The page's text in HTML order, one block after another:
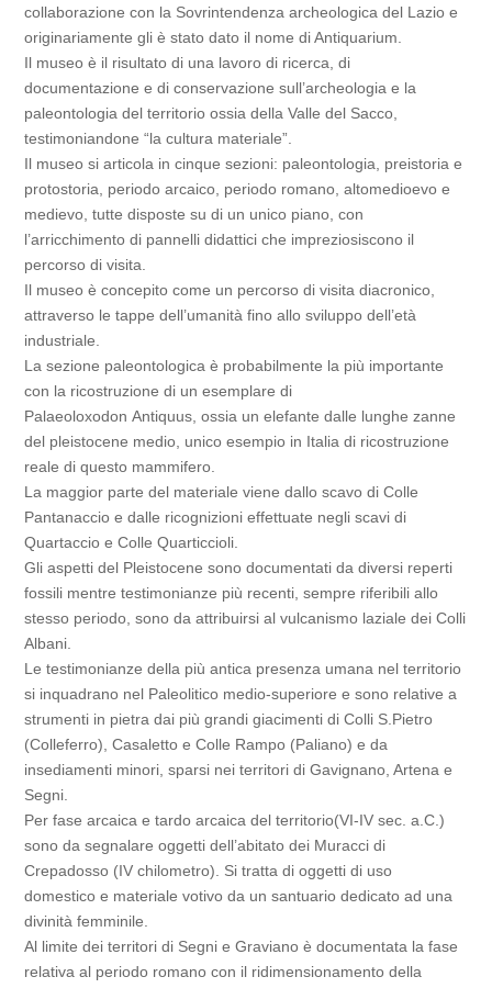
collaborazione con la Sovrintendenza archeologica del Lazio e
originariamente gli è stato dato il nome di Antiquarium.
Il museo è il risultato di una lavoro di ricerca, di
documentazione e di conservazione sull’archeologia e la
paleontologia del territorio ossia della Valle del Sacco,
testimoniandone “la cultura materiale”.
Il museo si articola in cinque sezioni: paleontologia, preistoria e
protostoria, periodo arcaico, periodo romano, altomedioevo e
medievo, tutte disposte su di un unico piano, con
l’arricchimento di pannelli didattici che impreziosiscono il
percorso di visita.
Il museo è concepito come un percorso di visita diacronico,
attraverso le tappe dell’umanità fino allo sviluppo dell’età
industriale.
La sezione paleontologica è probabilmente la più importante
con la ricostruzione di un esemplare di
Palaeoloxodon Antiquus, ossia un elefante dalle lunghe zanne
del pleistocene medio, unico esempio in Italia di ricostruzione
reale di questo mammifero.
La maggior parte del materiale viene dallo scavo di Colle
Pantanaccio e dalle ricognizioni effettuate negli scavi di
Quartaccio e Colle Quarticcioli.
Gli aspetti del Pleistocene sono documentati da diversi reperti
fossili mentre testimonianze più recenti, sempre riferibili allo
stesso periodo, sono da attribuirsi al vulcanismo laziale dei Colli
Albani.
Le testimonianze della più antica presenza umana nel territorio
si inquadrano nel Paleolitico medio-superiore e sono relative a
strumenti in pietra dai più grandi giacimenti di Colli S.Pietro
(Colleferro), Casaletto e Colle Rampo (Paliano) e da
insediamenti minori, sparsi nei territori di Gavignano, Artena e
Segni.
Per fase arcaica e tardo arcaica del territorio(VI-IV sec. a.C.)
sono da segnalare oggetti dell’abitato dei Muracci di
Crepadosso (IV chilometro). Si tratta di oggetti di uso
domestico e materiale votivo da un santuario dedicato ad una
divinità femminile.
Al limite dei territori di Segni e Graviano è documentata la fase
relativa al periodo romano con il ridimensionamento della